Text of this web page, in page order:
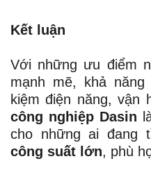
Kết luận
Với những ưu điểm
mạnh mẽ, khả
kiệm điện năng, vận
công nghiệp Dasin
cho những ai đang
công suất lớn, phù